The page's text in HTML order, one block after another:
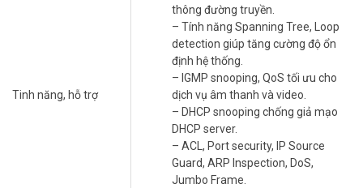
Tinh năng, hỗ trợ
thông đường truyền.
– Tính năng Spanning Tree, Loop
detection giúp tăng cường độ ổn
định hệ thống.
– IGMP snooping, QoS tối ưu cho
dịch vụ âm thanh và video.
– DHCP snooping chống giả mạo
DHCP server.
– ACL, Port security, IP Source
Guard, ARP Inspection, DoS,
Jumbo Frame.